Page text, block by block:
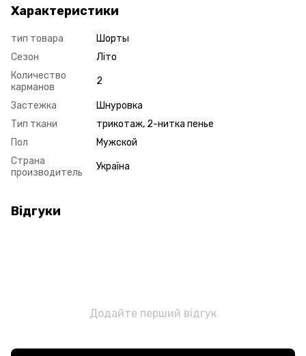
Характеристики
тип товара
Шорты
Сезон
Літо
Количество
карманов
2
Застежка
Шнуровка
Тип ткани
трикотаж, 2-нитка пенье
Пол
Мужской
Страна
производитель
Україна
Відгуки
Додайте перший відгук